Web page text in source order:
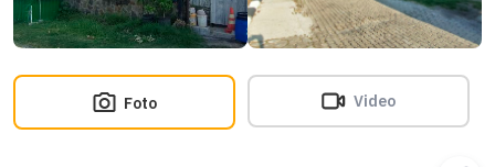
Foto Video